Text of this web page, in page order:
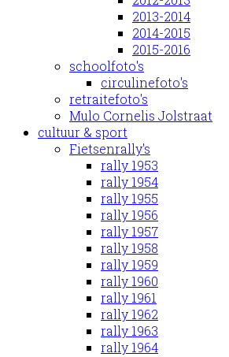
2013-2014
2014-2015
2015-2016
schoolfoto's
circulinefoto's
retraitefoto's
Mulo Cornelis Jolstraat
cultuur & sport
Fietsenrally's
rally 1953
rally 1954
rally 1955
rally 1956
rally 1957
rally 1958
rally 1959
rally 1960
rally 1961
rally 1962
rally 1963
rally 1964